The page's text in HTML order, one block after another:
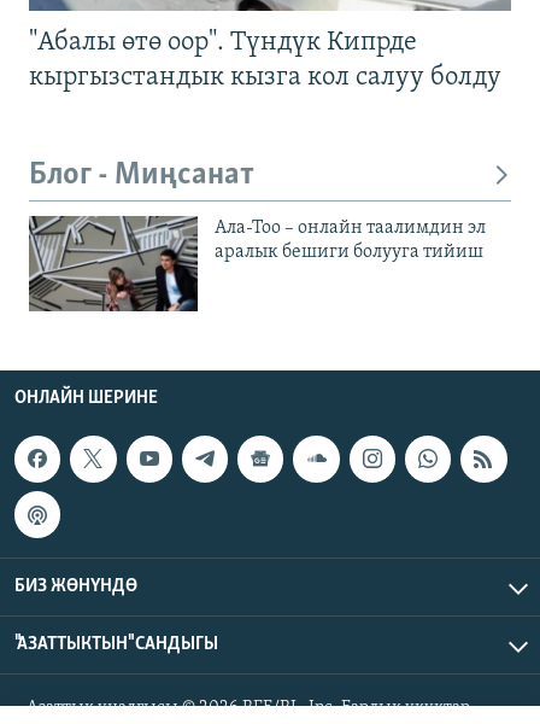
"Абалы өтө оор". Түндүк Кипрде
кыргызстандык кызга кол салуу болду
Блог - Миңсанат
Ала-Тоо – онлайн таалимдин эл
аралык бешиги болууга тийиш
ОНЛАЙН ШЕРИНЕ
БИЗ ЖӨНҮНДӨ
"АЗАТТЫКТЫН" САНДЫГЫ
Азаттык үналгысы © 2026 RFE/RL, Inc. Бардык укуктар